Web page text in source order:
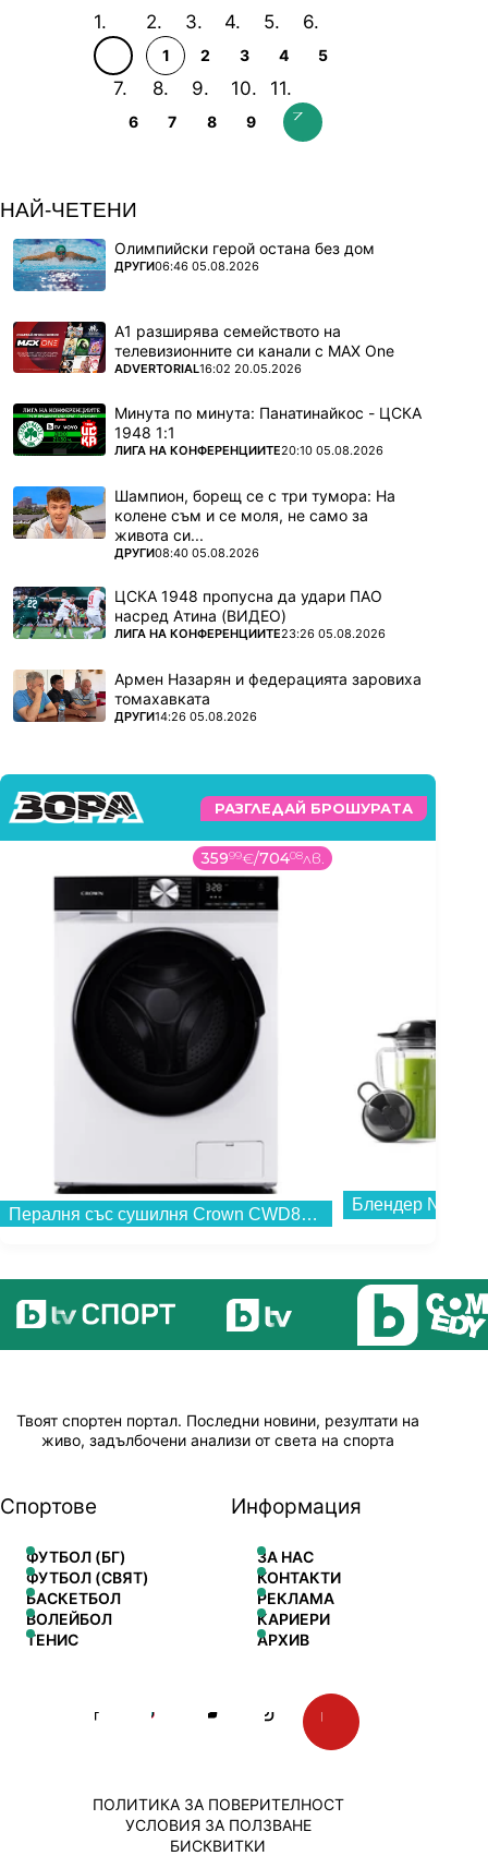
1 2 3 4 5
6 7 8 9
НАЙ-ЧЕТЕНИ
Олимпийски герой остана без дом
ПОВЕЧЕ ОТ
ДРУГИ06:46 05.08.2026
А1 разширява семейството на
телевизионните си канали с MAX One
ПОВЕЧЕ ОТ
ADVERTORIAL16:02 20.05.2026
Минута по минута: Панатинайкос - ЦСКА
1948 1:1
ПОВЕЧЕ ОТ
ЛИГА НА КОНФЕРЕНЦИИТЕ20:10 05.08.2026
Шампион, борещ се с три тумора: На
колене съм и се моля, не само за
живота си...
ПОВЕЧЕ ОТ
ДРУГИ08:40 05.08.2026
ЦСКА 1948 пропусна да удари ПАО
насред Атина (ВИДЕО)
ПОВЕЧЕ ОТ
ЛИГА НА КОНФЕРЕНЦИИТЕ23:26 05.08.2026
Армен Назарян и федерацията заровиха
томахавката
ПОВЕЧЕ ОТ
ДРУГИ14:26 05.08.2026
РАЗГЛЕДАЙ БРОШУРАТА
35999€/70408лв.
Блендер
Твоят спортен портал. Последни новини, резултати на
живо, задълбочени анализи от света на спорта
Спортове
ФУТБОЛ (БГ)
ФУТБОЛ (СВЯТ)
БАСКЕТБОЛ
ВОЛЕЙБОЛ
ТЕНИС
Информация
ЗА НАС
КОНТАКТИ
РЕКЛАМА
КАРИЕРИ
АРХИВ
ПОЛИТИКА ЗА ПОВЕРИТЕЛНОСТ
УСЛОВИЯ ЗА ПОЛЗВАНЕ
БИСКВИТКИ